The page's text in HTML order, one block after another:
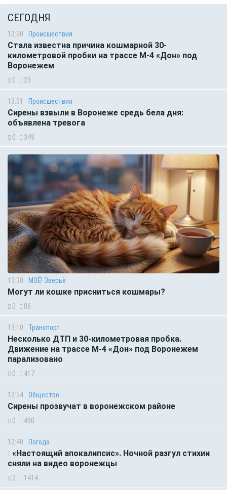
СЕГОДНЯ
13:50 Происшествия
Стала известна причина кошмарной 30-
километровой пробки на трассе М-4 «Дон» под
Воронежем
0 23
13:31 Происшествия
Сирены взвыли в Воронеже средь бела дня:
объявлена тревога
0 349
13:30 МОЁ! Зверьё
Могут ли кошке присниться кошмары?
0 86
13:10 Транспорт
Несколько ДТП и 30-километровая пробка.
Движение на трассе М-4 «Дон» под Воронежем
парализовано
0 417
12:54 Общество
Сирены прозвучат в воронежском районе
0 490
12:40 Погода
«Настоящий апокалипсис». Ночной разгул стихии
сняли на видео воронежцы
2 1414